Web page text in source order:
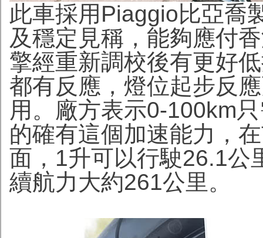
此車採用Piaggio比亞喬
及穩定見稱，能夠應付
擎經重新調校後有更好
都有反應，燈位起步反
用。廠方表示0-100km
的確有這個加速能力，
面，1升可以行駛26.1公
續航力大約261公里。